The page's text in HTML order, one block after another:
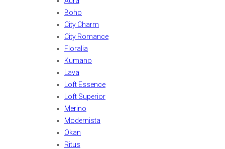
Boho
City Charm
City Romance
Floralia
Kumano
Lava
Loft Essence
Loft Superior
Merino
Modernista
Okan
Ritus